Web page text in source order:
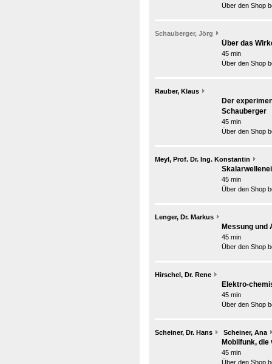
Über den Shop
Schauberger, Jörg
Über das
45 min
Über den Shop
Rauber, Klaus
Der
Schauberger
45 min
Über den Shop
Meyl, Prof. Dr. Ing. Konstantin
45 min
Über den Shop
Lenger, Dr. Markus
Messung und
45 min
Über den Shop
Hirschel, Dr. Rene
Elektro-
45 min
Über den Shop
Scheiner, Dr. Hans Scheiner, Ana
Mobilfunk,
45 min
Über den Shop